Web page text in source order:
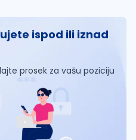
ispod ili iznad
prosek za vašu poziciju